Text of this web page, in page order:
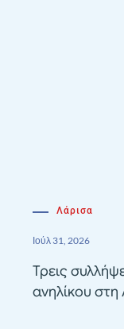
Λάρισα
Ιούλ 31, 2026
Τρεις
ανηλίκου